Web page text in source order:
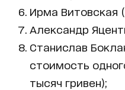
Ирма Витовская
Александр
Станислав
стоимость
тысяч гривен);